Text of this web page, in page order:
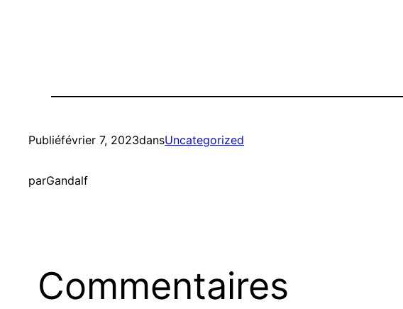
Publiéfévrier 7, 2023dansUncategorized
parGandalf
Commentaires